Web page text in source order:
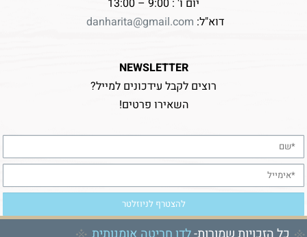
דוא"ל: danharita@gmail.com
NEWSLETTER
רוצים לקבל עידכונים למייל?
השאירו פרטים!